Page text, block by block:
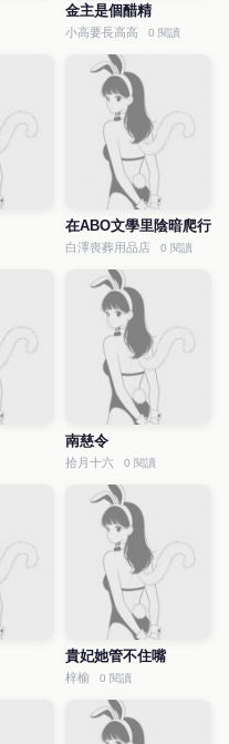
金主是個醋精
小高要長高高 0 閱讀
在ABO文學里陰暗爬行
白澤喪葬用品店 0 閱讀
南慈令
拾月十六 0 閱讀
貴妃她管不住嘴
梓榆 0 閱讀